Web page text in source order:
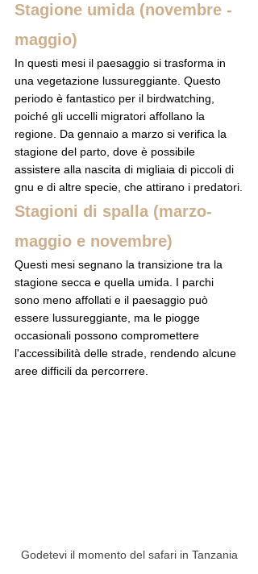
Stagione umida (novembre -
maggio)
In questi mesi il paesaggio si trasforma in
una vegetazione lussureggiante. Questo
periodo è fantastico per il birdwatching,
poiché gli uccelli migratori affollano la
regione. Da gennaio a marzo si verifica la
stagione del parto, dove è possibile
assistere alla nascita di migliaia di piccoli di
gnu e di altre specie, che attirano i predatori.
Stagioni di spalla (marzo-
maggio e novembre)
Questi mesi segnano la transizione tra la
stagione secca e quella umida. I parchi
sono meno affollati e il paesaggio può
essere lussureggiante, ma le piogge
occasionali possono compromettere
l'accessibilità delle strade, rendendo alcune
aree difficili da percorrere.
Godetevi il momento del safari in Tanzania